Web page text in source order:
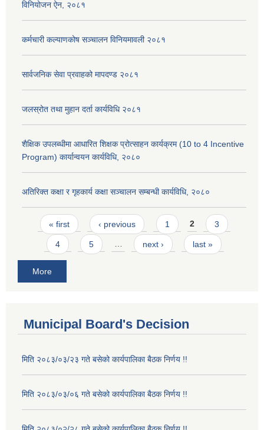
विनियोजन ऐन, २०८१
कर्मचारी कल्याणकोष सञ्चालन विनियमावली २०८१
सार्वजनिक सेवा प्रवाहको मापदण्ड २०८१
जलस्रोत तथा मुहान दर्ता कार्यविधि २०८१
शैक्षिक उपलब्धीमा आधारित शिक्षक प्रोत्साहन कार्यक्रम (10 to 4 Incentive
Program) कार्यान्वयन कार्यविधि, २०८०
अतिरिक्त कक्षा र गृहकार्य कक्षा सञ्चालन सम्बन्धी कार्यविधि, २०८०
Pages
« first ‹ previous 1 2 3
4 5 … next › last »
More
Municipal Board's Decision
मिति २०८३/०३/२३ गते बसेको कार्यपालिका बैठक निर्णय !!
मिति २०८३/०३/०६ गते बसेको कार्यपालिका बैठक निर्णय !!